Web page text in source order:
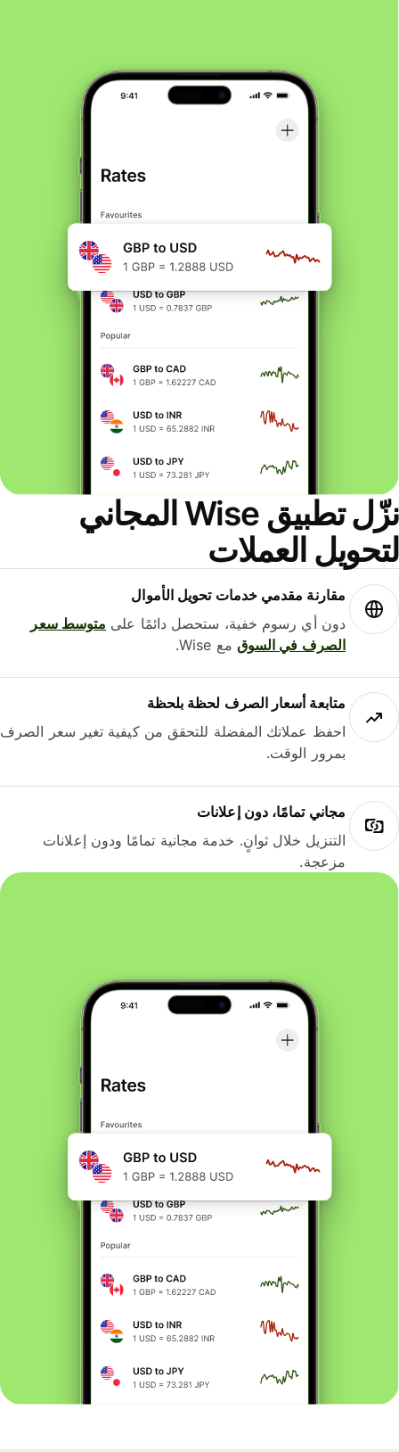
نزّل تطبيق Wise المجاني
العملات
مقارنة مقدمي خدمات تحويل الأموال
دون أي رسوم خفية، ستحصل دائمًا علىمتوسط ​​سعر
الصرف في السوقمع Wise.
متابعة أسعار الصرف لحظة بلحظة
احفظ عملاتك المفضلة للتحقق من كيفية تغير سعر الصرف
بمرور الوقت.
مجاني تمامًا، دون إعلانات
التنزيل خلال ثوانٍ. خدمة مجانية تمامًا ودون إعلانات
مزعجة.